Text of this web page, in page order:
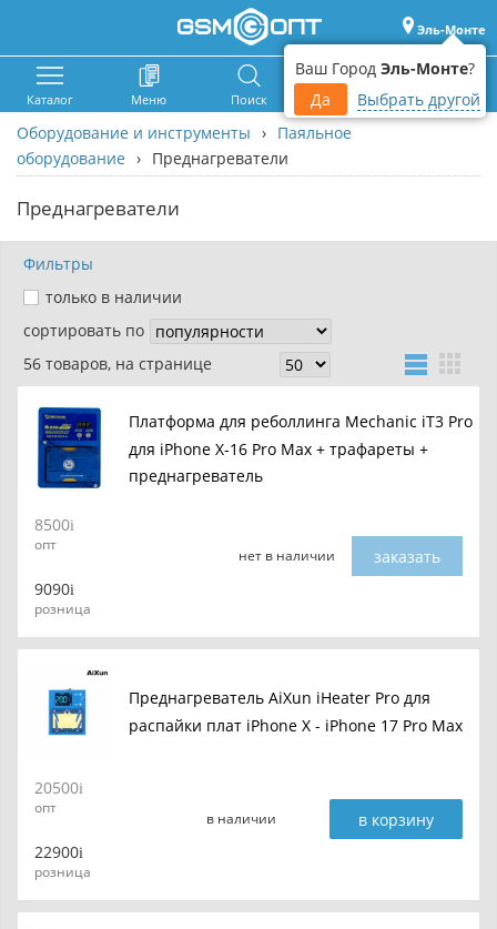
Ваш Город Эль-Монте?
Да
Выбрать другой
Эль-Монте
Каталог Меню Поиск Корзина Войти
Оборудование и инструменты › Паяльное
оборудование › Преднагреватели
Преднагреватели
Фильтры
только в наличии
сортировать по
56 товаров, на странице
Платформа для реболлинга Mechanic iT3 Pro
для iPhone X-16 Pro Max + трафареты +
преднагреватель
8500
опт
9090
розница
нет в наличии заказать
Преднагреватель AiXun iHeater Pro для
распайки плат iPhone X - iPhone 17 Pro Max
20500
опт
22900
розница
в наличии в корзину